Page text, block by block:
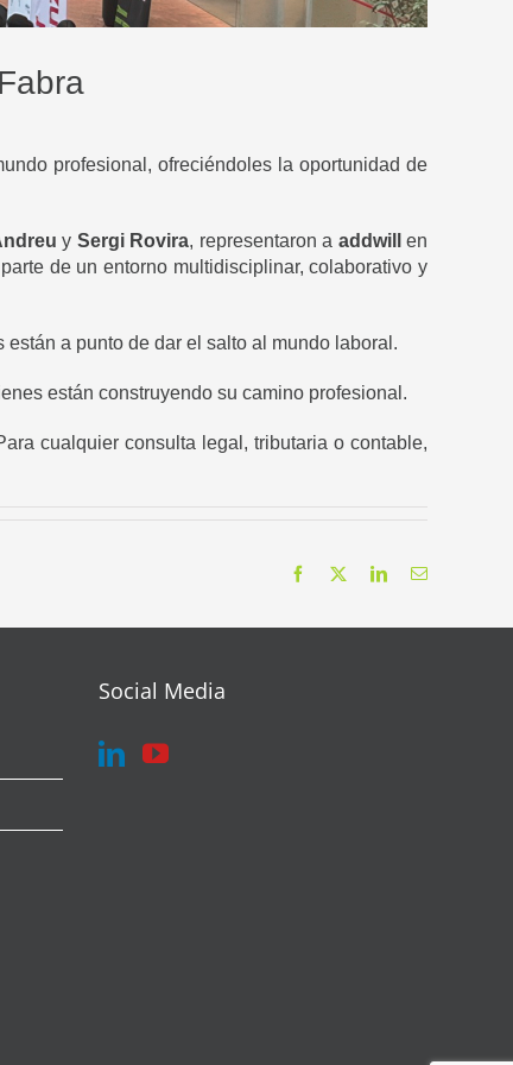
profesional, ofreciéndoles la oportunidad de
y Sergi Rovira, representaron a addwill
en
de un entorno multidisciplinar, colaborativo y
a punto de dar el salto al mundo laboral.
están construyendo su camino profesional.
cualquier consulta legal, tributaria o contable,
Facebook LinkedInCorreo
Social Media